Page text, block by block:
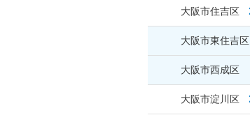
大阪市住吉区
大阪市東住吉区
大阪市西成区
大阪市淀川区